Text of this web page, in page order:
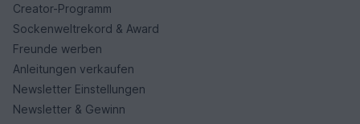
Creator-Programm
Sockenweltrekord & Award
Freunde werben
Anleitungen verkaufen
Newsletter Einstellungen
Newsletter & Gewinn